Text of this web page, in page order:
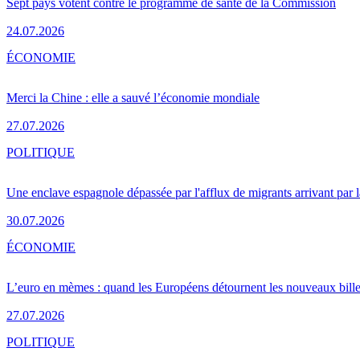
Sept pays votent contre le programme de santé de la Commission
24.07.2026
Merci la Chine : elle a sauvé l’économie mondiale
27.07.2026
ÉCONOMIE
Une enclave espagnole dépassée par l'afflux de migrants arrivant par
30.07.2026
POLITIQUE
L’euro en mèmes : quand les Européens détournent les nouveaux
27.07.2026
ÉCONOMIE
POLITIQUE